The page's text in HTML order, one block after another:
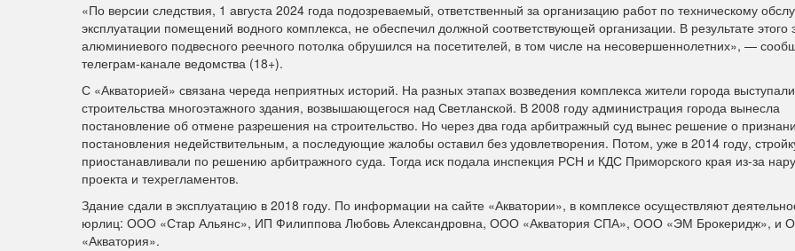
«По версии следствия, 1 августа 2024 года подозреваемый, ответственный за организацию работ по техническому
эксплуатации помещений водного комплекса, не обеспечил должной соответствующей организации. В результате этого
алюминиевого подвесного реечного потолка обрушился на посетителей, в том числе на несовершеннолетних», —
телеграм-канале ведомства (18+).
С «Акваторией» связана череда неприятных историй. На разных этапах возведения комплекса жители города
строительства многоэтажного здания, возвышающегося над Светланской. В 2008 году администрация города вынесла
постановление об отмене разрешения на строительство. Но через два года арбитражный суд вынес решение о
постановления недействительным, а последующие жалобы оставил без удовлетворения. Потом, уже в 2014 году,
приостанавливали по решению арбитражного суда. Тогда иск подала инспекция РСН и КДС Приморского края из-за
проекта и техрегламентов.
Здание сдали в эксплуатацию в 2018 году. По информации на сайте «Акватории», в комплексе осуществляют
юрлиц: ООО «Стар Альянс», ИП Филиппова Любовь Александровна, ООО «Акватория СПА», ООО «ЭМ Брокеридж», и
«Акватория».